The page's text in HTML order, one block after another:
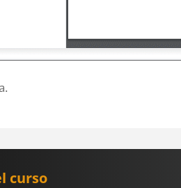
curso